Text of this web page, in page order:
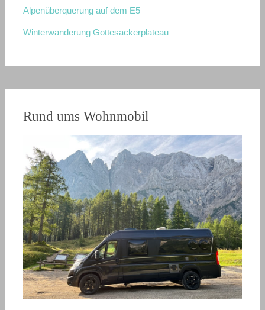
Alpenüberquerung auf dem E5
Winterwanderung Gottesackerplateau
Rund ums Wohnmobil